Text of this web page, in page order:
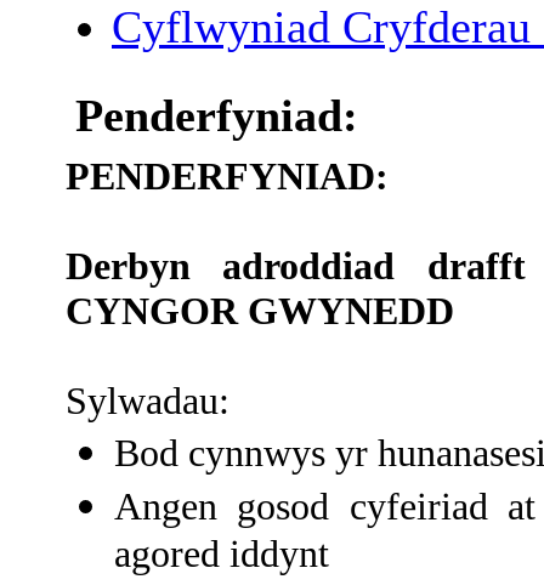
Cyflwyniad
Penderfyniad:
PENDERFYNIAD:
Derbyn adroddiad
CYNGOR GWYNEDD
Sylwadau:
Bod cynnwys yr
Angen gosod cyfeiriad
agored iddynt